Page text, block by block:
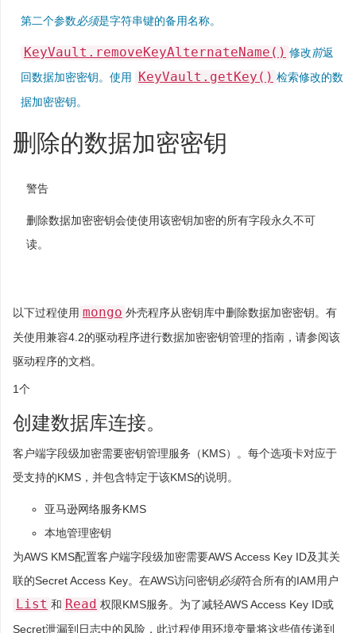
第二个参数必须是字符串键的备用名称。
KeyVault.removeKeyAlternateName() 修改前返
回数据加密密钥。使用
KeyVault.getKey() 检索修改的数
据加密密钥。
删除的数据加密密钥
警告
删除数据加密密钥会使使用该密钥加密的所有字段永久不可
读。
以下过程使用 mongo 外壳程序从密钥库中删除数据加密密钥。有
关使用兼容4.2的驱动程序进行数据加密密钥管理的指南，请参阅该
驱动程序的文档。
1个
创建数据库连接。
客户端字段级加密需要密钥管理服务（KMS）。每个选项卡对应于
受支持的KMS，并包含特定于该KMS的说明。
亚马逊网络服务KMS
本地管理密钥
为AWS KMS配置客户端字段级加密需要AWS Access Key ID及其关
联的Secret Access Key。在AWS访问密钥必须符合所有的IAM用户
List 和 Read 权限KMS服务。为了减轻AWS Access Key ID或
Secret泄漏到日志中的风险，此过程使用环境变量将这些值传递到